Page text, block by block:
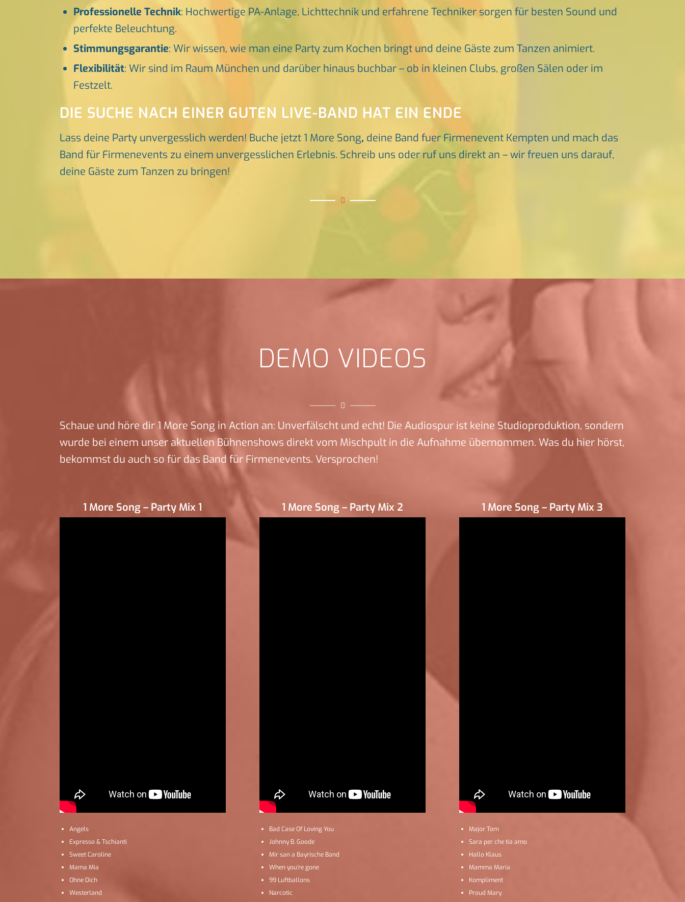
Professionelle Technik: Hochwertige PA-Anlage, Lichttechnik und erfahrene Techniker sorgen für besten Sound und
perfekte Beleuchtung.
Stimmungsgarantie: Wir wissen, wie man eine Party zum Kochen bringt und deine Gäste zum Tanzen animiert.
Flexibilität: Wir sind im Raum München und darüber hinaus buchbar – ob in kleinen Clubs, großen Sälen oder im
Festzelt.
DIE SUCHE NACH EINER GUTEN LIVE-BAND HAT EIN ENDE
Lass deine Party unvergesslich werden! Buche jetzt 1 More Song, deine Band fuer Firmenevent Kempten und mach das
Band für Firmenevents zu einem unvergesslichen Erlebnis. Schreib uns oder ruf uns direkt an – wir freuen uns darauf,
deine Gäste zum Tanzen zu bringen!
DEMO VIDEOS
Schaue und höre dir 1 More Song in Action an: Unverfälscht und echt! Die Audiospur ist keine Studioproduktion, sondern
wurde bei einem unser aktuellen Bühnenshows direkt vom Mischpult in die Aufnahme übernommen. Was du hier hörst,
bekommst du auch so für das Band für Firmenevents. Versprochen!
1 More Song – Party Mix 1
Angels
Expresso & Tschianti
Sweet Caroline
Mama Mia
Ohne Dich
Westerland
1 More Song – Party Mix 2
Bad Case Of Loving You
Johnny B. Goode
Mir san a Bayrische Band
When you’re gone
99 Luftballons
Narcotic
1 More Song – Party Mix 3
Major Tom
Sara per che tia amo
Hallo Klaus
Mamma Maria
Kompliment
Proud Mary